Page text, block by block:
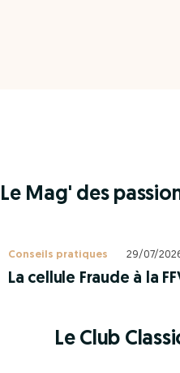
Le Mag' des
Conseils pratiques 29/07/
La cellule Fraude à la
Le Club